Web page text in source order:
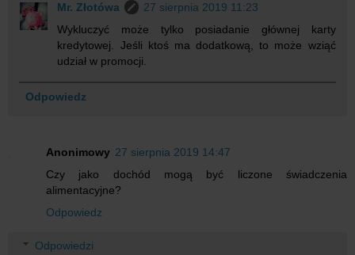
Mr. Złotówa
27 sierpnia 2019 11:23
Wykluczyć może tylko posiadanie głównej karty
kredytowej. Jeśli ktoś ma dodatkową, to może wziąć
udział w promocji.
Odpowiedz
Anonimowy 27 sierpnia 2019 14:47
Czy jako dochód mogą być liczone świadczenia
alimentacyjne?
Odpowiedz
Odpowiedzi